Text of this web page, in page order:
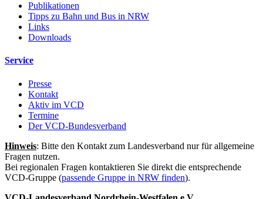
Publikationen
Tipps zu Bahn und Bus in NRW
Links
Downloads
Service
Presse
Kontakt
Aktiv im VCD
Termine
Der VCD-Bundesverband
Hinweis: Bitte den Kontakt zum Landesverband nur für allgemeine
Fragen nutzen.
Bei regionalen Fragen kontaktieren Sie direkt die entsprechende
VCD-Gruppe (passende Gruppe in NRW finden).